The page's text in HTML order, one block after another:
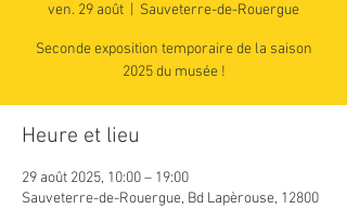
ven. 29 août Sauveterre-de-Rouergue
Seconde exposition temporaire de la saison
2025 du musée !
Heure et lieu
29 août 2025, 10:00 – 19:00
Sauveterre-de-Rouergue, Bd Lapèrouse, 12800